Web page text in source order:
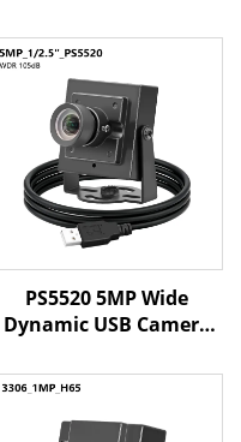
PS5520 5MP Wide
Dynamic USB Camera
Android Mini Webcam
industrijsko vidno